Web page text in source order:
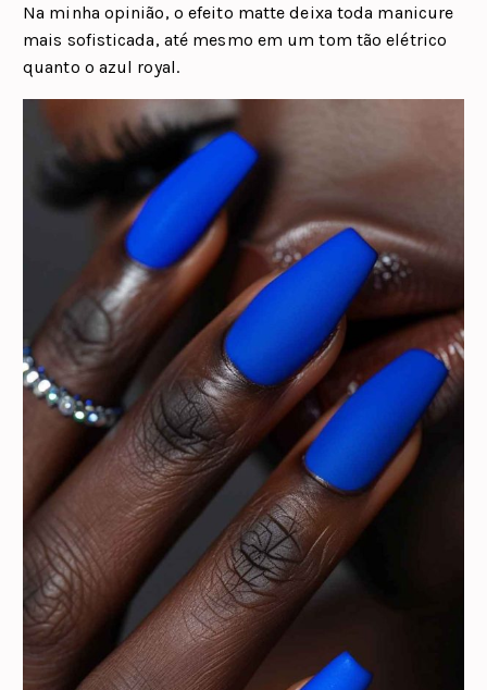
Na minha opinião, o efeito matte deixa toda manicure
mais sofisticada, até mesmo em um tom tão elétrico
quanto o azul royal.